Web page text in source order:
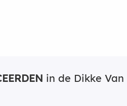
in de Dikke Van